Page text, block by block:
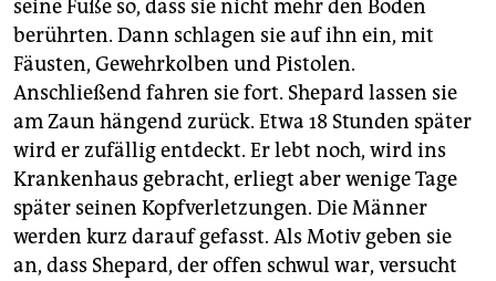
veranstaltungen
shop
fragen & hilfe
unterstützen
abo
genossenschaft
epaper login
seine Füße so, dass sie nicht mehr den Boden
berührten. Dann schlagen sie auf ihn ein, mit
Fäusten, Gewehrkolben und Pistolen.
Anschließend fahren sie fort. Shepard lassen sie
am Zaun hängend zurück. Etwa 18 Stunden später
wird er zufällig entdeckt. Er lebt noch, wird ins
Krankenhaus gebracht, erliegt aber wenige Tage
später seinen Kopfverletzungen. Die Männer
werden kurz darauf gefasst. Als Motiv geben sie
an, dass Shepard, der offen schwul war, versucht